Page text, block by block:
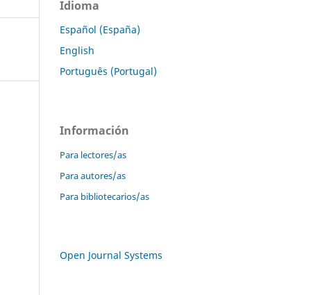
Idioma
Español (España)
English
Português (Portugal)
Información
Para lectores/as
Para autores/as
Para bibliotecarios/as
Open Journal Systems